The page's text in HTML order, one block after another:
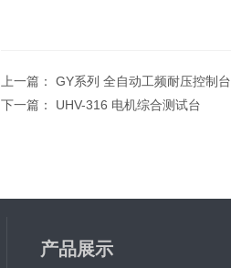
上一篇： GY系列 全自动工频耐压控制台
下一篇： UHV-316 电机综合测试台
产品展示